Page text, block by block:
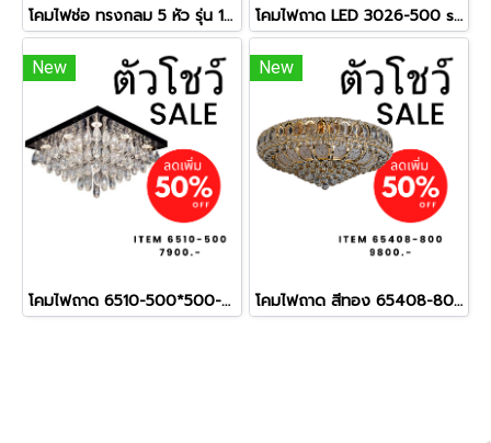
โคมไฟช่อ ทรงกลม 5 หัว รุ่น 19137-5AB show ราคาสมาชิก = ราคาตัวโชว์ โคมไฟถาด LED 3026-500 show ราคาสมาชิก = ราคาตัวโชว์
New
โคมไฟถาด 6510-500*500-show
New
โคมไฟถาด สีทอง 65408-800 Show ราคาสมาชิก = ราคาตัวโชว์